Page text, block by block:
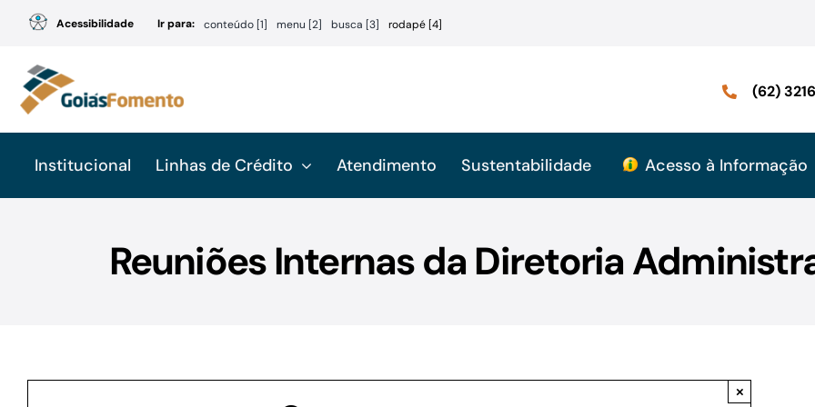
conteúdo
Acessibilidade Ir para: conteúdo [1] menu [2] busca [3] rodapé [4]
(62)
Institucional Linhas de Crédito Atendimento Sustentabilidade Acesso à Informação
Reuniões Internas da Diretoria
×